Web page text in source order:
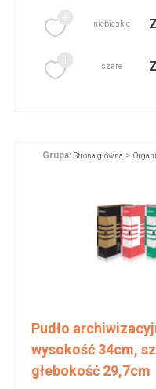
niebieskie
szare
Grupa: Strona główna >
Pudło
wysokość 34cm,
głebokość 29,7cm